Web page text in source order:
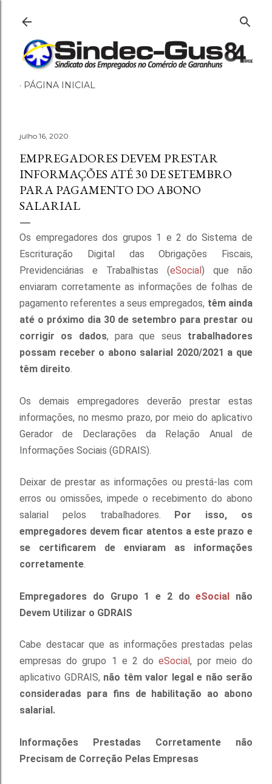
PÁGINA INICIAL
julho 16, 2020
EMPREGADORES DEVEM PRESTAR
INFORMAÇÕES ATÉ 30 DE SETEMBRO
PARA PAGAMENTO DO ABONO
SALARIAL
Os empregadores dos grupos 1 e 2 do Sistema de
Escrituração Digital das Obrigações Fiscais,
Previdenciárias e Trabalhistas (eSocial) que não
enviaram corretamente as informações de folhas de
pagamento referentes a seus empregados, têm ainda
até o próximo dia 30 de setembro para prestar ou
corrigir os dados, para que seus
trabalhadores
possam receber o abono salarial 2020/2021 a que
têm direito.
Os demais empregadores deverão prestar estas
informações, no mesmo prazo, por meio do aplicativo
Gerador de Declarações da Relação Anual de
Informações Sociais (GDRAIS).
Deixar de prestar as informações ou prestá-las com
erros ou omissões, impede o recebimento do abono
salarial pelos trabalhadores.
Por isso, os
empregadores devem ficar atentos a este prazo e
se certificarem de enviaram as informações
corretamente.
Empregadores do Grupo 1 e 2 doeSocial não
Devem Utilizar o GDRAIS
Cabe destacar que as informações prestadas pelas
empresas do grupo 1 e 2 doeSocial, por meio do
aplicativo GDRAIS, não têm valor legal e não serão
consideradas para fins de habilitação ao abono
salarial.
Informações Prestadas Corretamente não
Precisam de Correção Pelas Empresas